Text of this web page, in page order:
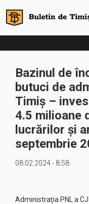
Bazinul de
butuci de
Timiș –
4.5 milioane
lucrărilor și
septembrie
08.02.2024 - 8:58
Administrația PNL a